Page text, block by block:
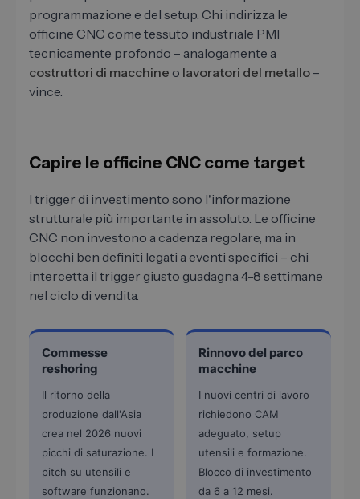
programmazione e del setup. Chi indirizza le
officine CNC come tessuto industriale PMI
tecnicamente profondo – analogamente a
costruttori di macchine o lavoratori del metallo –
vince.
Capire le officine CNC come target
I trigger di investimento sono l'informazione
strutturale più importante in assoluto. Le officine
CNC non investono a cadenza regolare, ma in
blocchi ben definiti legati a eventi specifici – chi
intercetta il trigger giusto guadagna 4-8 settimane
nel ciclo di vendita.
Commesse
reshoring
Il ritorno della
produzione dall'Asia
crea nel 2026 nuovi
picchi di saturazione. I
pitch su utensili e
software funzionano.
Rinnovo del parco
macchine
I nuovi centri di lavoro
richiedono CAM
adeguato, setup
utensili e formazione.
Blocco di investimento
da 6 a 12 mesi.